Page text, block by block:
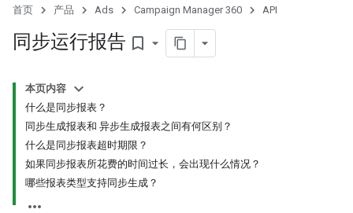
首页 产品 Ads Campaign Manager 360 API
同步运行报告 bookmark_border
本页内容
什么是同步报表？
同步生成报表和 异步生成报表之间有何区别？
什么是同步报表超时期限？
如果同步报表所花费的时间过长，会出现什么情况？
哪些报表类型支持同步生成？